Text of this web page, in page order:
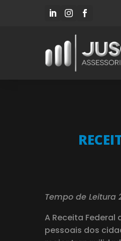
  
Tempo de Leitura
A Receita
pessoais dos